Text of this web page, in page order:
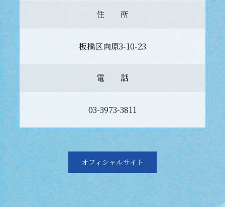
住 所
板橋区向原3-10-23
電 話
03-3973-3811
オフィシャルサイト